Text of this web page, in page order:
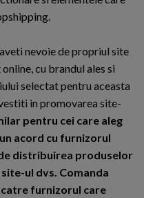
nevoie de propriul site
cu brandul ales si
selectat pentru aceasta
in promovarea site-
pentru cei care aleg
acord cu furnizorul
distribuirea produselor
ul dvs. Comanda
furnizorul care